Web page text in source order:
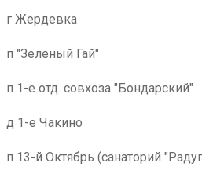
г Жердевка
п "Зеленый Гай"
п 1-е отд. совхоза "Бондарский"
д 1-е Чакино
п 13-й Октябрь (санаторий